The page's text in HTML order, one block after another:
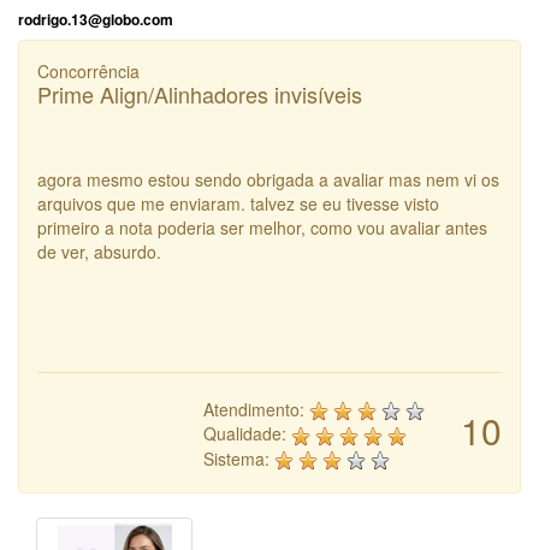
rodrigo.13@globo.com
Concorrência
Prime Align/Alinhadores invisíveis
agora mesmo estou sendo obrigada a avaliar mas nem vi os
arquivos que me enviaram. talvez se eu tivesse visto
primeiro a nota poderia ser melhor, como vou avaliar antes
de ver, absurdo.
10
Atendimento:
Qualidade:
Sistema: